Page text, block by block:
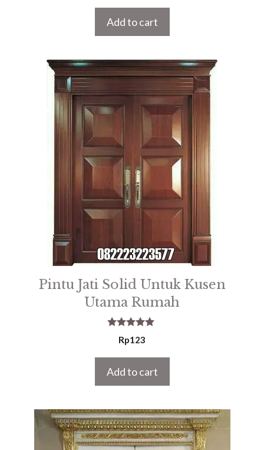
Add to cart
Pintu Jati Solid Untuk Kusen
Utama Rumah
5.00
out of 5
Rp123
Add to cart